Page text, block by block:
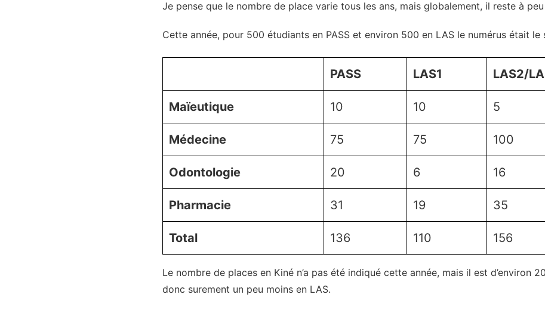
Je pense que le nombre de place varie tous les ans, mais globalement, il reste à
Cette année, pour 500 étudiants en PASS et environ 500 en LAS le numérus était le
PASS LAS1 LAS2/
Maïeutique 10 10 5
Médecine 75 75 100
Odontologie 20 6 16
Pharmacie 31 19 35
Total 136 110 156
Le nombre de places en Kiné n’a pas été indiqué cette année, mais il est d’environ
donc surement un peu moins en LAS.